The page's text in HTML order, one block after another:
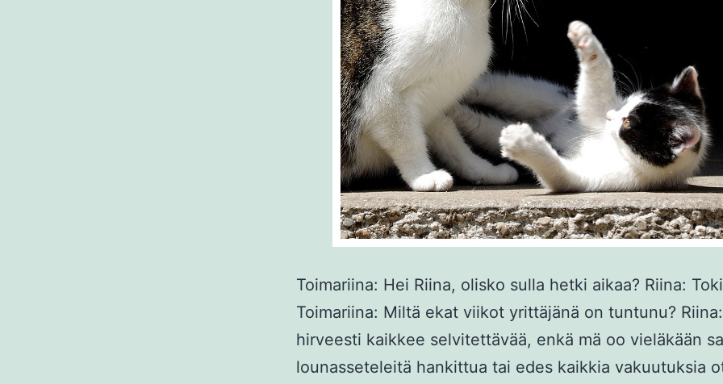
Toimariina: Hei Riina, olisko sulla hetki aikaa? Riina:
Toimariina: Miltä ekat viikot yrittäjänä on tuntunu?
hirveesti kaikkee selvitettävää, enkä mä oo vieläkään
lounasseteleitä hankittua tai edes kaikkia vakuutuksia